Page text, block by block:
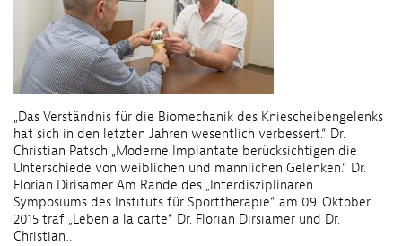
„Das Verständnis für die Biomechanik des Kniescheibengelenks
hat sich in den letzten Jahren wesentlich verbessert.“ Dr.
Christian Patsch „Moderne Implantate berücksichtigen die
Unterschiede von weiblichen und männlichen Gelenken.“ Dr.
Florian Dirisamer Am Rande des „Interdisziplinären
Symposiums des Instituts für Sporttherapie“ am 09. Oktober
2015 traf „Leben a la carte“ Dr. Florian Dirsiamer und Dr.
Christian…